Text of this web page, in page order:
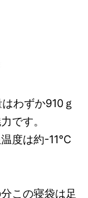
わずか910ｇ
です。
温度は約-11℃
この寝袋は足